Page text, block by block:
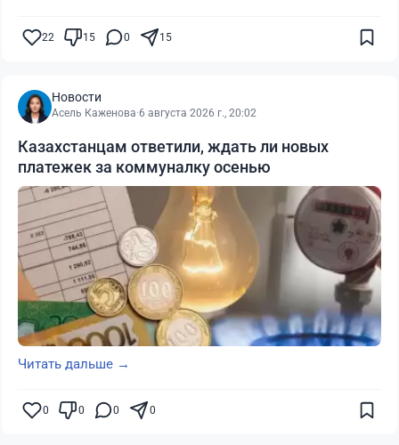
22 15 0 15
Новости
Асель Каженова·6 августа 2026 г., 20:02
Казахстанцам ответили, ждать ли новых
платежек за коммуналку осенью
Читать дальше →
0 0 0 0